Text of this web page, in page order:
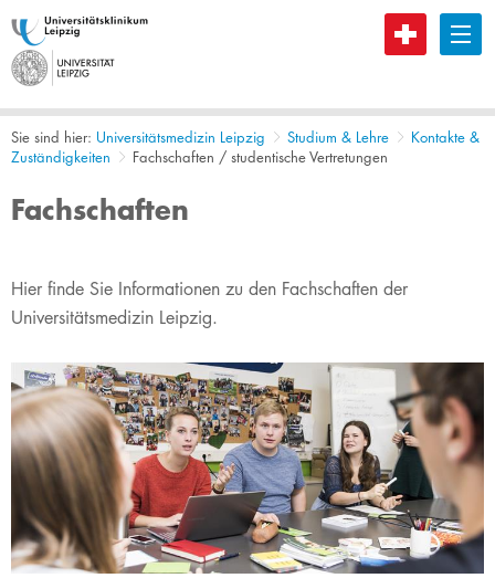
B
Sie sind hier: Universitätsmedizin Leipzig Studium & Lehre
Kontakte &
Zuständigkeiten
Fachschaften / studentische Vertretungen
Fachschaften
Hier finde Sie Informationen zu den Fachschaften der
Universitätsmedizin Leipzig.​